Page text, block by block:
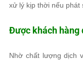
xử lý kịp thời nếu phát
Được khách hàng
Nhờ chất lượng dịch